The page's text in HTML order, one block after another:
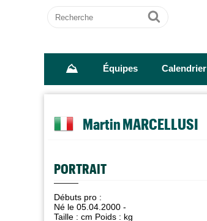
Recherche
Ok
⛰ Équipes Calendrier
Martin MARCELLUSI
PORTRAIT
Débuts pro :
Né le 05.04.2000 -
Taille : cm Poids : kg